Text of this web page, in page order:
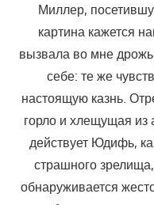
Миллер,
картина кажется
вызвала во мне
себе: те же
настоящую казнь.
горло и хлещущая из
действует Юдифь,
страшного
обнаруживается